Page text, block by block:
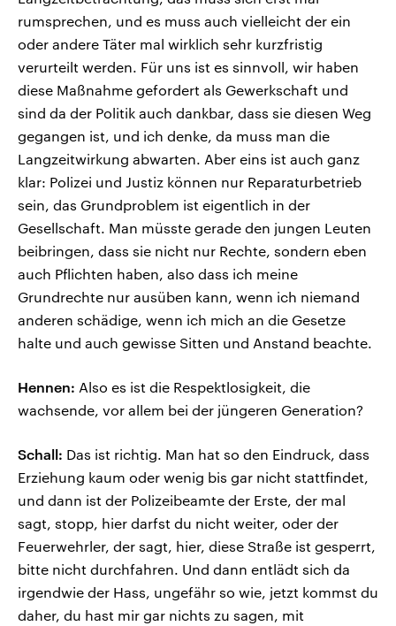
rumsprechen, und es muss auch vielleicht der ein
oder andere Täter mal wirklich sehr kurzfristig
verurteilt werden. Für uns ist es sinnvoll, wir haben
diese Maßnahme gefordert als Gewerkschaft und
sind da der Politik auch dankbar, dass sie diesen Weg
gegangen ist, und ich denke, da muss man die
Langzeitwirkung abwarten. Aber eins ist auch ganz
klar: Polizei und Justiz können nur Reparaturbetrieb
sein, das Grundproblem ist eigentlich in der
Gesellschaft. Man müsste gerade den jungen Leuten
beibringen, dass sie nicht nur Rechte, sondern eben
auch Pflichten haben, also dass ich meine
Grundrechte nur ausüben kann, wenn ich niemand
anderen schädige, wenn ich mich an die Gesetze
halte und auch gewisse Sitten und Anstand beachte.
Hennen: Also es ist die Respektlosigkeit, die
wachsende, vor allem bei der jüngeren Generation?
Schall: Das ist richtig. Man hat so den Eindruck, dass
Erziehung kaum oder wenig bis gar nicht stattfindet,
und dann ist der Polizeibeamte der Erste, der mal
sagt, stopp, hier darfst du nicht weiter, oder der
Feuerwehrler, der sagt, hier, diese Straße ist gesperrt,
bitte nicht durchfahren. Und dann entlädt sich da
irgendwie der Hass, ungefähr so wie, jetzt kommst du
daher, du hast mir gar nichts zu sagen, mit